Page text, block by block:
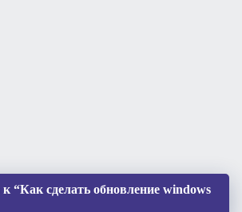
“Как сделать обновление windows